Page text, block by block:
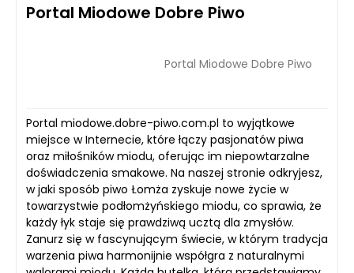
Portal Miodowe Dobre Piwo
Portal Miodowe Dobre Piwo
Portal miodowe.dobre-piwo.com.pl to wyjątkowe
miejsce w Internecie, które łączy pasjonatów piwa
oraz miłośników miodu, oferując im niepowtarzalne
doświadczenia smakowe. Na naszej stronie odkryjesz,
w jaki sposób piwo Łomża zyskuje nowe życie w
towarzystwie podłomżyńskiego miodu, co sprawia, że
każdy łyk staje się prawdziwą ucztą dla zmysłów.
Zanurz się w fascynującym świecie, w którym tradycja
warzenia piwa harmonijnie współgra z naturalnymi